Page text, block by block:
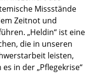
Missstände
Zeitnot und
„Heldin“ ist eine
die in unseren
leisten,
in der „Pflegekrise“